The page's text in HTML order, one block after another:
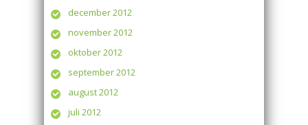
december 2012
november 2012
oktober 2012
september 2012
august 2012
juli 2012